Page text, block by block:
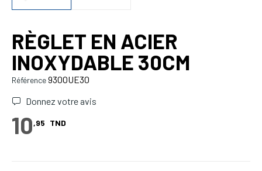
RÈGLET EN ACIER
INOXYDABLE 30CM
Référence930OUE30
Donnez votre avis
10,95 TND